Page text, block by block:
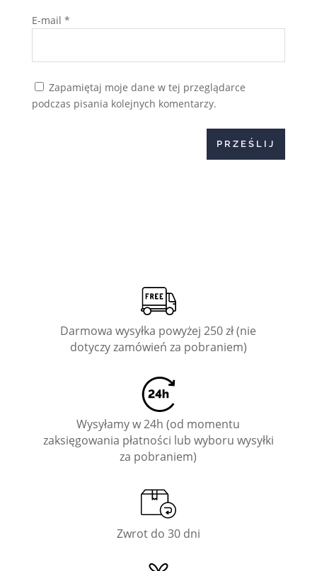
E-mail *
Zapamiętaj moje dane w tej przeglądarce
podczas pisania kolejnych komentarzy.
PRZEŚLIJ
Darmowa wysyłka powyżej 250 zł (nie
dotyczy zamówień za pobraniem)
Wysyłamy w 24h (od momentu
zaksięgowania płatności lub wyboru wysyłki
za pobraniem)
Zwrot do 30 dni